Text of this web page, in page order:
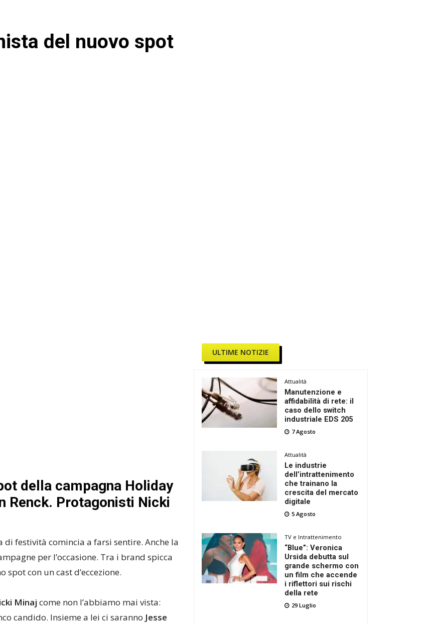
del nuovo spot
della campagna Holiday
Renck. Protagonisti Nicki
di festività comincia a farsi sentire. Anche la
per l’occasione. Tra i brand spicca
con un cast d’eccezione.
Minaj come non l’abbiamo mai vista:
candido. Insieme a lei ci saranno Jesse
ULTIME NOTIZIE
Attualità
Manutenzione e
affidabilità di rete: il
caso dello switch
industriale EDS 205
7 Agosto
Attualità
Le industrie
dell’intrattenimento
che trainano la
crescita del mercato
digitale
5 Agosto
TV e Intrattenimento
“Blue”: Veronica
Ursida debutta sul
grande schermo con
un film che accende
i riflettori sui rischi
della rete
29 Luglio